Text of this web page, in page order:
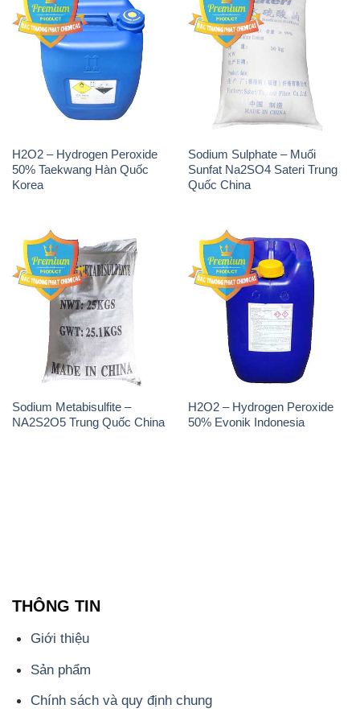
H2O2 – Hydrogen Peroxide
50% Taekwang Hàn Quốc
Korea
Sodium Sulphate – Muối
Sunfat Na2SO4 Sateri Trung
Quốc China
Sodium Metabisulfite –
NA2S2O5 Trung Quốc China
H2O2 – Hydrogen Peroxide
50% Evonik Indonesia
THÔNG TIN
Giới thiệu
Sản phẩm
Chính sách và quy định chung